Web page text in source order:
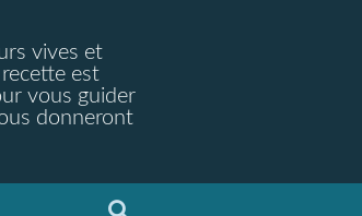
vives et
est
vous guider
donneront